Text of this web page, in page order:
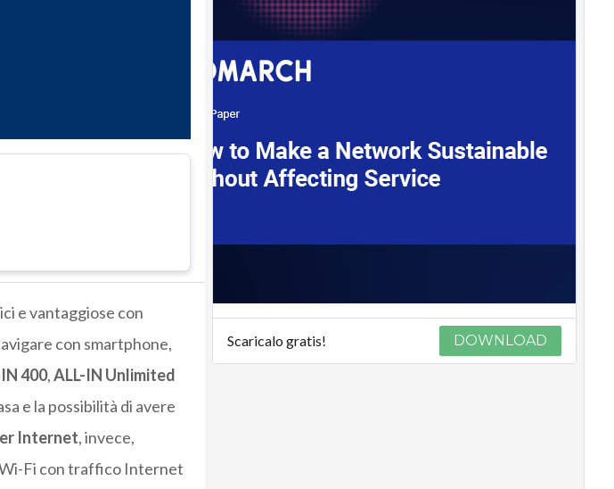
e vantaggiose con
con smartphone,
400,ALL-IN Unlimited
e la possibilità di avere
Internet, invece,
Fi con traffico Internet
Scaricalo gratis! DOWNLOAD